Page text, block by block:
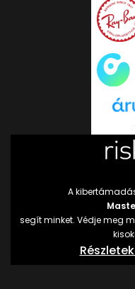
A
segít minket. Védje meg